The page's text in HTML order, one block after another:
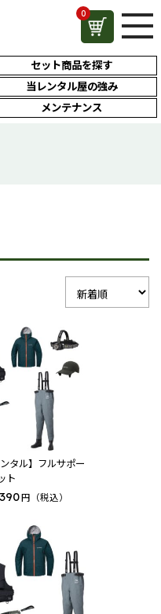
0
セット商品を探す
当レンタル屋の強み
メンテナンス
ンタル】フルサポー
ト
円（税込）